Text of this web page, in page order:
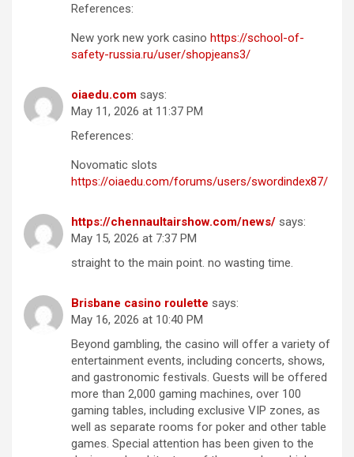
References:
New york new york casino https://school-of-
safety-russia.ru/user/shopjeans3/
oiaedu.com says:
May 11, 2026 at 11:37 PM
References:
Novomatic slots
https://oiaedu.com/forums/users/swordindex87/
https://chennaultairshow.com/news/ says:
May 15, 2026 at 7:37 PM
straight to the main point. no wasting time.
Brisbane casino roulette says:
May 16, 2026 at 10:40 PM
Beyond gambling, the casino will offer a variety of
entertainment events, including concerts, shows,
and gastronomic festivals. Guests will be offered
more than 2,000 gaming machines, over 100
gaming tables, including exclusive VIP zones, as
well as separate rooms for poker and other table
games. Special attention has been given to the